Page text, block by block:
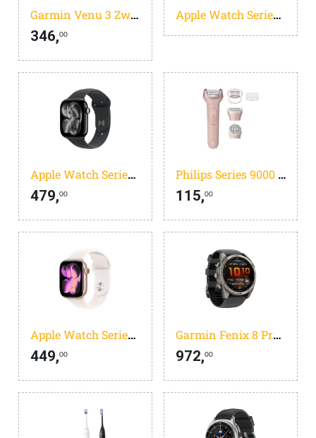
Garmin Venu 3 Zwart
346,00
Apple Watch Series 11
Apple Watch Series 11
479,00
Philips Series 9000 BRE718/00
115,00
Apple Watch Series 11
449,00
Garmin Fenix 8 Pro Grijs LTE 51 mm
972,00